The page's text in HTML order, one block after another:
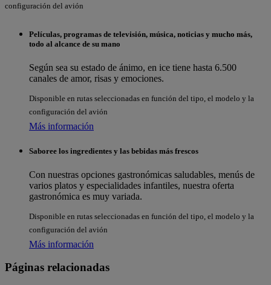
configuración del avión
Películas, programas de televisión, música, noticias y mucho más,
todo al alcance de su mano
Según sea su estado de ánimo, en ice tiene hasta 6.500
canales de amor, risas y emociones.
Disponible en rutas seleccionadas en función del tipo, el modelo y la
configuración del avión
Más información
Saboree los ingredientes y las bebidas más frescos
Con nuestras opciones gastronómicas saludables, menús de
varios platos y especialidades infantiles, nuestra oferta
gastronómica es muy variada.
Disponible en rutas seleccionadas en función del tipo, el modelo y la
configuración del avión
Más información
Páginas relacionadas